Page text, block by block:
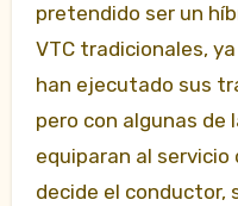
pretendido ser un
VTC tradicionales, ya
han ejecutado sus
pero con algunas de
equiparan al servicio
decide el conductor,